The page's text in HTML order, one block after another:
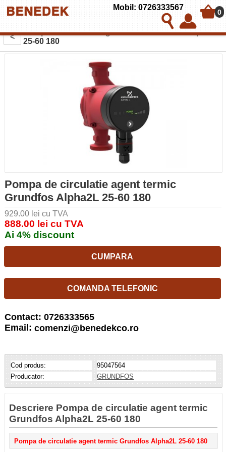
Mobil: 0726333567
0
<
Pompa de circulatie agent termic Grundfos Alpha2L
25-60 180
Pompa de circulatie agent termic
Grundfos Alpha2L 25-60 180
929.00 lei cu TVA
888.00 lei cu TVA
Ai 4% discount
CUMPARA
COMANDA TELEFONIC
Contact: 0726333565
Email: comenzi@benedekco.ro
Cod produs:
95047564
Producator:
GRUNDFOS
Descriere Pompa de circulatie agent termic
Grundfos Alpha2L 25-60 180
Pompa de circulatie agent termic Grundfos Alpha2L 25-60 180